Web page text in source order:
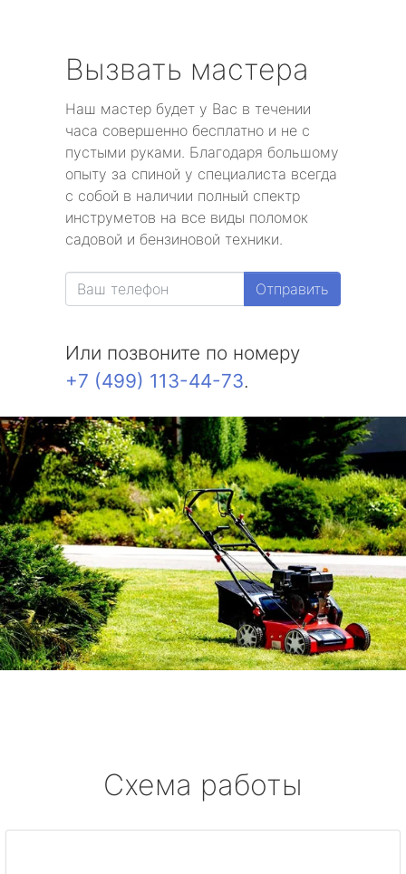
Вызвать мастера
Наш мастер будет у Вас в течении
часа совершенно бесплатно и не с
пустыми руками. Благодаря большому
опыту за спиной у специалиста всегда
с собой в наличии полный спектр
инструметов на все виды поломок
садовой и бензиновой техники.
Отправить
Или позвоните по номеру
+7 (499) 113-44-73.
Схема работы